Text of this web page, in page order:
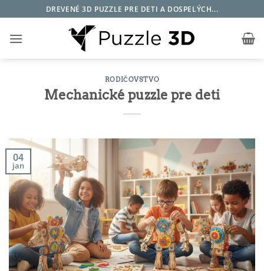
to
content
DREVENÉ 3D PUZZLE PRE DETI A DOSPELÝCH...
RODIČOVSTVO
Mechanické puzzle pre deti
04
jan